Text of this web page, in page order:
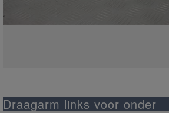
Draagarm links voor onder